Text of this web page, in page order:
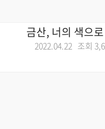
금산, 너의 색으
2022.04.22 조회